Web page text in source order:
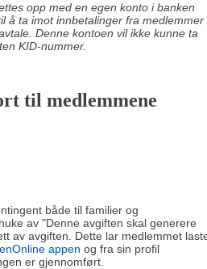
opp med en egen konto i banken
å ta imot innbetalinger fra medlemmer
Denne kontoen vil ikke kunne ta
KID-nummer.
til medlemmene
både til familier og
av "Denne avgiften skal generere
av avgiften. Dette lar medlemmet
appen og fra sin profil
er gjennomført.